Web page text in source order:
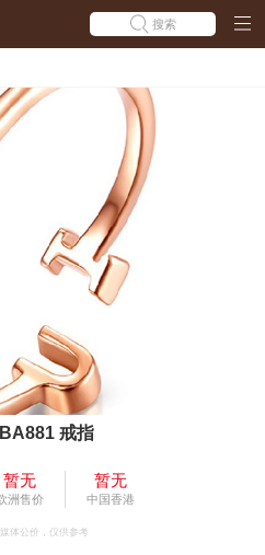
搜索
戒指
暂无
洲售价
暂无
中国香港
体公价，仅供参考